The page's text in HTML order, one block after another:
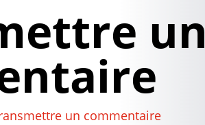
un
un commentaire